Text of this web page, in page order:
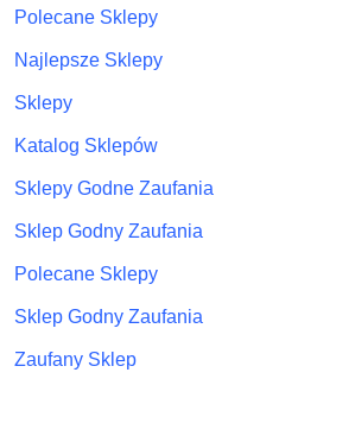
Polecane Sklepy
Najlepsze Sklepy
Sklepy
Katalog Sklepów
Sklepy Godne Zaufania
Sklep Godny Zaufania
Polecane Sklepy
Sklep Godny Zaufania
Zaufany Sklep